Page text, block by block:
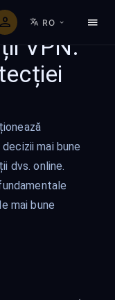
RO
VPN:
mai bune
dvs. online.
mai bune